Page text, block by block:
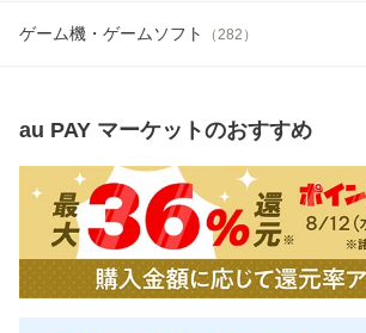
ゲーム機・ゲームソフト （282 ）
au PAY マーケットのおすすめ